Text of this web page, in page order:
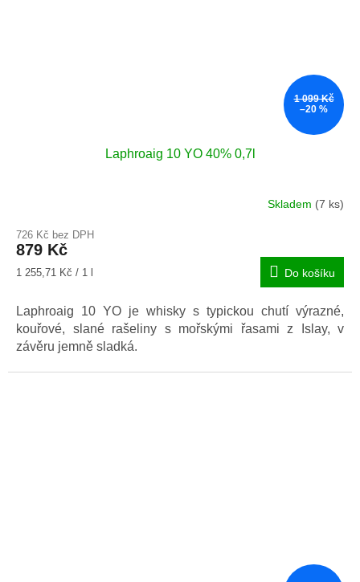
1 099 Kč
–20 %
Laphroaig 10 YO 40% 0,7l
produktu
je
5,0
hvězdiček.
Skladem (7 ks)
726 Kč bez DPH
879 Kč
Měrná
1 255,71 Kč / 1 l Do košíku
Laphroaig 10 YO je whisky s typickou chutí výrazné,
kouřové, slané rašeliny s mořskými řasami z Islay, v
závěru jemně sladká.